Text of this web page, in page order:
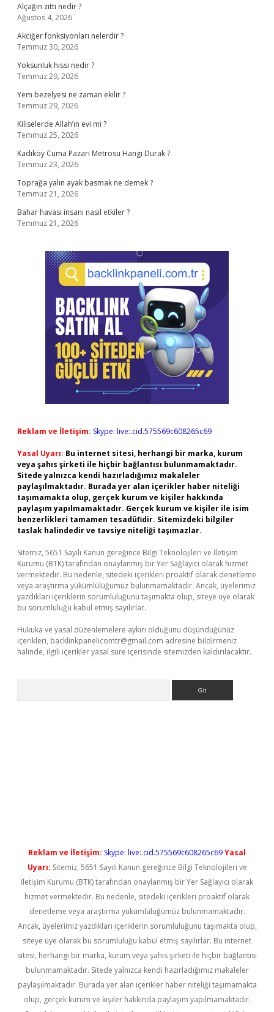
Alçağın zıttı nedir ?
Ağustos 4, 2026
Akciğer fonksiyonları nelerdir ?
Temmuz 30, 2026
Yoksunluk hissi nedir ?
Temmuz 29, 2026
Yem bezelyesi ne zaman ekilir ?
Temmuz 29, 2026
Kiliselerde Allah’ın evi mi ?
Temmuz 25, 2026
Kadıköy Cuma Pazarı Metrosu Hangi Durak ?
Temmuz 23, 2026
Toprağa yalın ayak basmak ne demek ?
Temmuz 21, 2026
Bahar havası insanı nasıl etkiler ?
Temmuz 21, 2026
Reklam ve İletişim: Skype: live:.cid.575569c608265c69
Yasal Uyarı: Bu internet sitesi, herhangi bir marka, kurum
veya şahıs şirketi ile hiçbir bağlantısı bulunmamaktadır.
Sitede yalnızca kendi hazırladığımız makaleler
paylaşılmaktadır. Burada yer alan içerikler haber niteliği
taşımamakta olup, gerçek kurum ve kişiler hakkında
paylaşım yapılmamaktadır. Gerçek kurum ve kişiler ile isim
benzerlikleri tamamen tesadüfidir. Sitemizdeki bilgiler
taslak halindedir ve tavsiye niteliği taşımazlar.
Sitemiz, 5651 Sayılı Kanun gereğince Bilgi Teknolojileri ve İletişim
Kurumu (BTK) tarafından onaylanmış bir Yer Sağlayıcı olarak hizmet
vermektedir. Bu nedenle, sitedeki içerikleri proaktif olarak denetleme
veya araştırma yükümlülüğümüz bulunmamaktadır. Ancak, üyelerimiz
yazdıkları içeriklerin sorumluluğunu taşımakta olup, siteye üye olarak
bu sorumluluğu kabul etmiş sayılırlar.
Hukuka ve yasal düzenlemelere aykırı olduğunu düşündüğünüz
içerikleri, backlinkpanelicomtr@gmail.com adresine bildirmeniz
halinde, ilgili içerikler yasal süre içerisinde sitemizden kaldırılacaktır.
Reklam ve İletişim: Skype: live:.cid.575569c608265c69Yasal
Uyarı: Sitemiz, 5651 Sayılı Kanun gereğince Bilgi Teknolojileri ve
İletişim Kurumu (BTK) tarafından onaylanmış bir Yer Sağlayıcı olarak
hizmet vermektedir. Bu nedenle, sitedeki içerikleri proaktif olarak
denetleme veya araştırma yükümlülüğümüz bulunmamaktadır.
Ancak, üyelerimiz yazdıkları içeriklerin sorumluluğunu taşımakta olup,
siteye üye olarak bu sorumluluğu kabul etmiş sayılırlar. Bu internet
sitesi, herhangi bir marka, kurum veya şahıs şirketi ile hiçbir bağlantısı
bulunmamaktadır. Sitede yalnızca kendi hazırladığımız makaleler
paylaşılmaktadır. Burada yer alan içerikler haber niteliği taşımamakta
olup, gerçek kurum ve kişiler hakkında paylaşım yapılmamaktadır.